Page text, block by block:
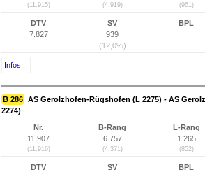
(11.915) (4.919) (961)
DTV
7.827
SV
939
(12,0%)
BPL
Infos...
B 286 AS Gerolzhofen-Rügshofen (L 2275) - AS
2274)
Nr.
11.907
(11.916)
B-Rang
6.757
(4.371)
L-Rang
1.265
(852)
DTV
SV
BPL